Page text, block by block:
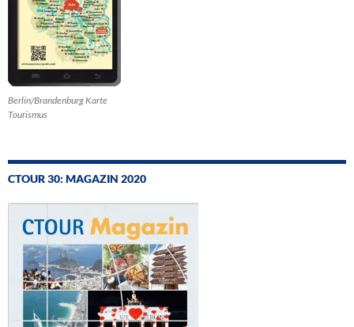
Berlin/Brandenburg Karte
Tourismus
CTOUR 30: MAGAZIN 2020